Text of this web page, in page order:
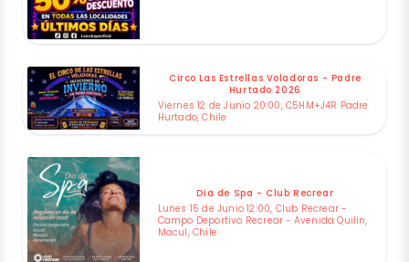
Circo Las Estrellas Voladoras - Padre
Hurtado 2026
Viernes 12 de Junio 20:00, C5HM+J4R Padre
Hurtado, Chile
Dia de Spa - Club Recrear
Lunes 15 de Junio 12:00, Club Recrear -
Campo Deportivo Recrear - Avenida Quilin,
Macul, Chile